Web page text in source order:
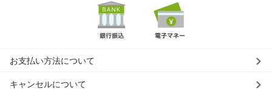
お支払い方法について
キャンセルについて